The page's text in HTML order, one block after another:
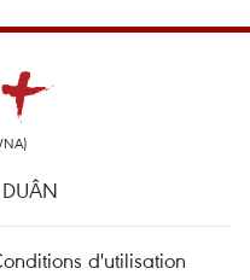
d'utilisation